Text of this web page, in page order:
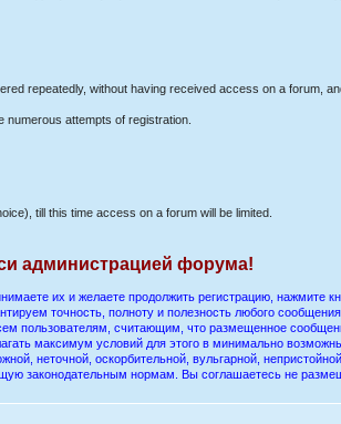
repeatedly, without having received access on a forum,
attempts of registration.
till this time access on a forum will be limited.
администрацией форума!
их и желаете продолжить регистрацию, нажмите
точность, полноту и полезность любого
пользователям, считающим, что размещенное
максимум условий для этого в минимально
неточной, оскорбительной, вульгарной,
законодательным нормам. Вы соглашаетесь не